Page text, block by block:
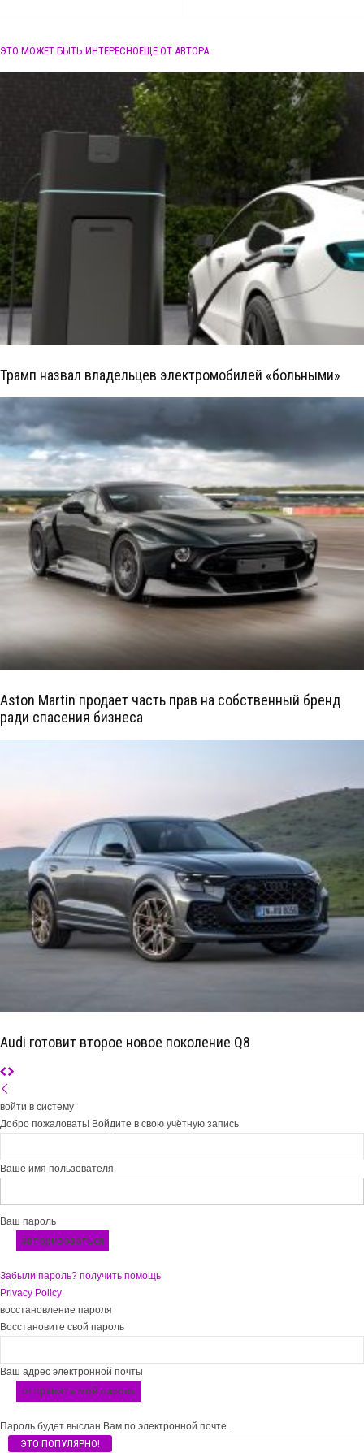
ЭТО МОЖЕТ БЫТЬ ИНТЕРЕСНОЕЩЕ ОТ АВТОРА
Трамп назвал владельцев электромобилей «больными»
Aston Martin продает часть прав на собственный бренд
ради спасения бизнеса
Audi готовит второе новое поколение Q8
войти в систему
Добро пожаловать! Войдите в свою учётную запись
Ваше имя пользователя
Ваш пароль
Забыли пароль? получить помощь
Privacy Policy
восстановление пароля
Восстановите свой пароль
Ваш адрес электронной почты
Пароль будет выслан Вам по электронной почте.
ЭТО ПОПУЛЯРНО!